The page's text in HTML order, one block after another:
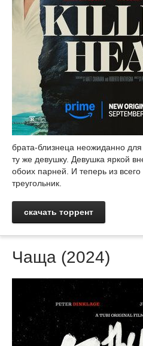
брата-близнеца неожиданно
ту же девушку. Девушка яркой
обоих парней. И теперь из
треугольник.
скачать торрент
Чаща (2024)